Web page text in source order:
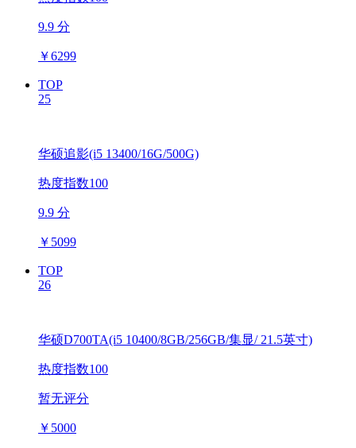
9.9 分
￥6299
TOP
25
华硕追影(i5 13400/16G/500G)
热度指数100
9.9 分
￥ 5099
TOP
26
华硕D700TA(i5 10400/8GB/256GB/集显/ 21.5英寸)
热度指数100
暂无评分
￥ 5000